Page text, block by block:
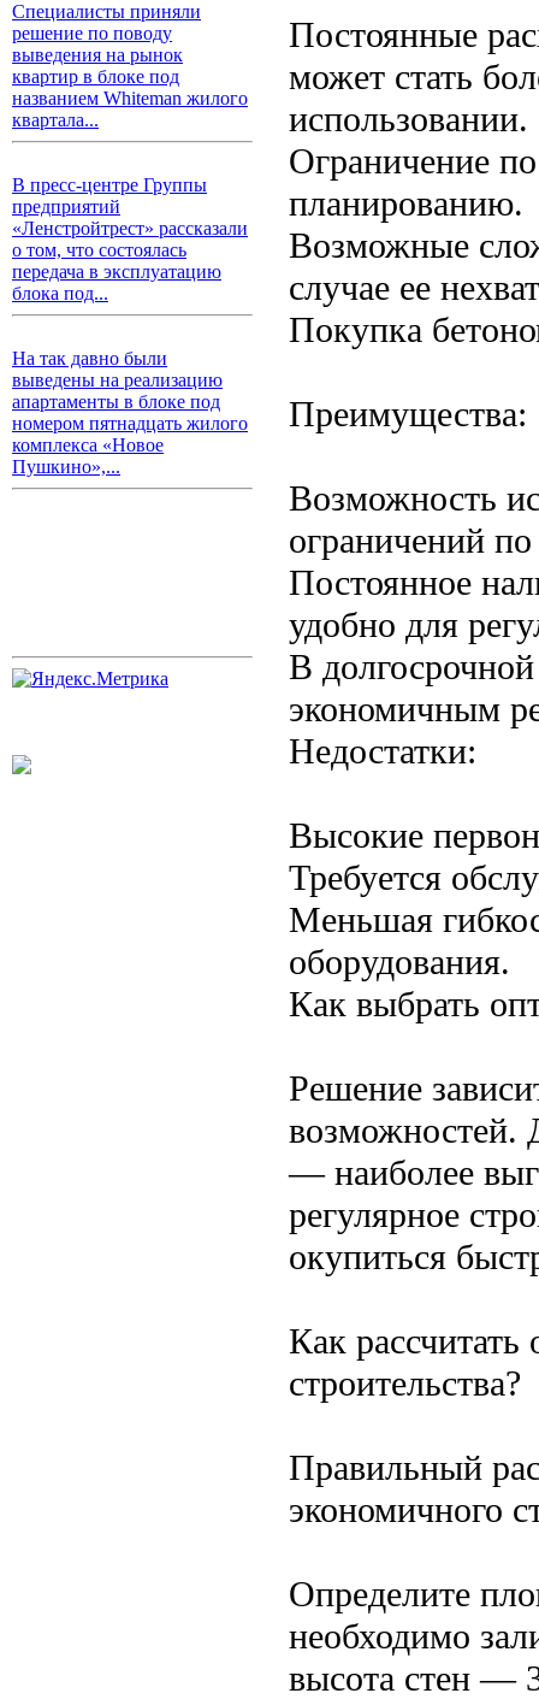
Специалисты приняли
решение по поводу
выведения на рынок
квартир в блоке под
названием Whiteman жилого
квартала...
В пресс-центре Группы
предприятий
«Ленстройтрест» рассказали
о том, что состоялась
передача в эксплуатацию
блока под...
На так давно были
выведены на реализацию
апартаменты в блоке под
номером пятнадцать жилого
комплекса «Новое
Пушкино»,...
Постоянные
может стать
использовании.
Ограничение
планированию.
Возможные
случае ее
Покупка
Преимущества:
Возможность
ограничений
Постоянное
удобно для
В
экономичным
Недостатки:
Высокие
Требуется
Меньшая
оборудования.
Как выбрать
Решение
возможностей.
— наиболее
регулярное
окупиться
Как рассчитать
строительства?
Правильный
экономичного
Определите
необходимо
высота стен —